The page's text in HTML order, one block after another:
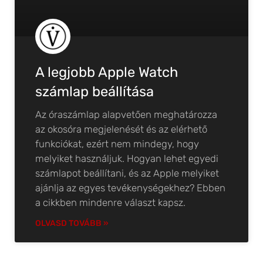
A legjobb Apple Watch
számlap beállítása
Az óraszámlap alapvetően meghatározza
az okosóra megjelenését és az elérhető
funkciókat, ezért nem mindegy, hogy
melyiket használjuk. Hogyan lehet egyedi
számlapot beállítani, és az Apple melyiket
ajánlja az egyes tevékenységekhez? Ebben
a cikkben mindenre választ kapsz.
OLVASD TOVÁBB »